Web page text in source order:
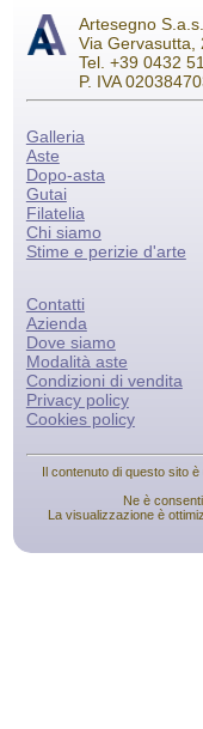
Artesegno
Via Gervasutta,
Tel. +39 0432
P. IVA
Galleria
Aste
Dopo-asta
Gutai
Filatelia
Chi siamo
Stime e perizie d'arte
Contatti
Azienda
Dove siamo
Modalità aste
Condizioni di vendita
Privacy policy
Cookies policy
Il contenuto di questo sito
Ne è
La visualizzazione è